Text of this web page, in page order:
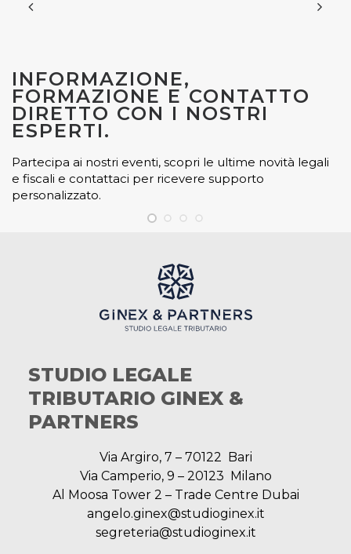
INFORMAZIONE,
FORMAZIONE E CONTATTO
DIRETTO CON I NOSTRI
ESPERTI.
Partecipa ai nostri eventi, scopri le ultime novità legali
e fiscali e contattaci per ricevere supporto
personalizzato.
STUDIO LEGALE
TRIBUTARIO GINEX &
PARTNERS
Via Argiro, 7 – 70122 Bari
Via Camperio, 9 – 20123 Milano
Al Moosa Tower 2 – Trade Centre Dubai
angelo.ginex@studioginex.it
segreteria@studioginex.it